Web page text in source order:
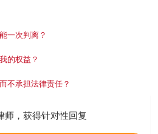
一次判离？
的权益？
不承担法律责任？
师，获得针对性回复